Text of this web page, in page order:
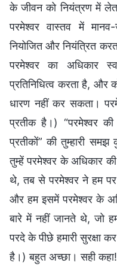
के जीवन को नियंत्रण में
परमेश्वर वास्तव में
नियोजित और नियंत्रित
परमेश्वर का अधिकार
प्रतिनिधित्व करता है, और
धारण नहीं कर सकता।
प्रतीक है।) “परमेश्वर
प्रतीकों” की तुम्हारी
तुम्हें परमेश्वर के अधिकार
थे, तब से परमेश्वर ने हम पर
और हम इसमें परमेश्वर के
बारे में नहीं जानते थे, जो
परदे के पीछे हमारी सुरक्षा
है।) बहुत अच्छा। सही कहा!